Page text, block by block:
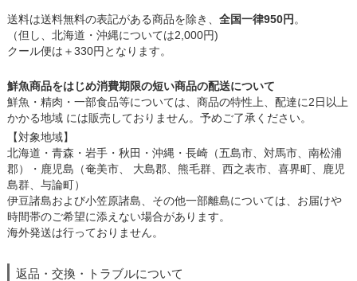
送料は送料無料の表記がある商品を除き、 全国一律950円 。
（但し、北海道・沖縄については2,000円)
クール便は＋330円となります。
鮮魚商品をはじめ消費期限の短い商品の配送について
鮮魚・精肉・一部食品等については、商品の特性上、配達に2日以上
かかる地域 には販売しておりません。予めご了承ください。
【対象地域】
北海道・青森・岩手・秋田・沖縄・長崎（五島市、対馬市、南松浦
郡）・鹿児島（奄美市、 大島郡、熊毛群、西之表市、喜界町、鹿児
島群、与論町）
伊豆諸島および小笠原諸島、その他一部離島については、お届けや
時間帯のご希望に添えない場合があります。
海外発送は行っておりません。
返品・交換・トラブルについて